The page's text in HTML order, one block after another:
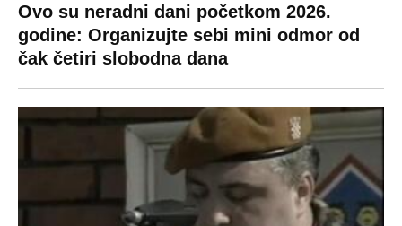
Ovo su neradni dani početkom 2026.
godine: Organizujte sebi mini odmor od
čak četiri slobodna dana